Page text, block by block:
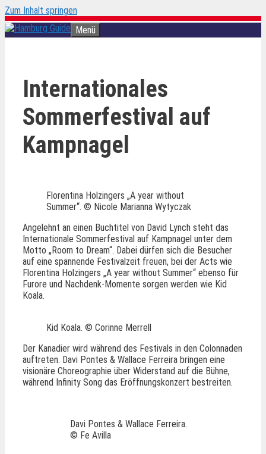
Zum Inhalt springen
Menü
Internationales
Sommerfestival auf
Kampnagel
Florentina Holzingers „A year without
Summer“. © Nicole Marianna Wytyczak
Angelehnt an einen Buchtitel von David Lynch steht das
Internationale Sommerfestival auf Kampnagel unter dem
Motto „Room to Dream“. Dabei dürfen sich die Besucher
auf eine spannende Festivalzeit freuen, bei der Acts wie
Florentina Holzingers „A year without Summer“ ebenso für
Furore und Nachdenk-Momente sorgen werden wie Kid
Koala.
Kid Koala. © Corinne Merrell
Der Kanadier wird während des Festivals in den Colonnaden
auftreten. Davi Pontes & Wallace Ferreira bringen eine
visionäre Choreographie über Widerstand auf die Bühne,
während Infinity Song das Eröffnungskonzert bestreiten.
Davi Pontes & Wallace Ferreira.
© Fe Avilla